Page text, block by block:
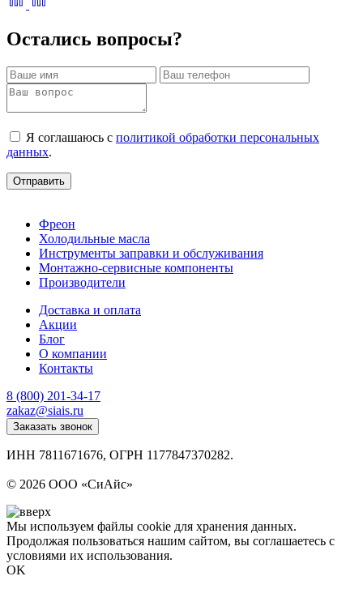
Остались вопросы?
Я соглашаюсь с политикой обработки персональных
данных.
Отправить
Фреон
Холодильные масла
Инструменты заправки и обслуживания
Монтажно‑сервисные компоненты
Производители
Доставка и оплата
Акции
Блог
О компании
Контакты
8 (800) 201-34-17
zakaz@siais.ru
Заказать звонок
ИНН 7811671676, ОГРН 1177847370282.
© 2026 ООО «СиАйс»
Мы используем файлы cookie для хранения данных.
Продолжая пользоваться нашим сайтом, вы соглашаетесь с
условиями их использования.
OK